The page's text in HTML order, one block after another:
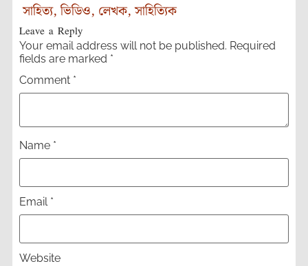
সাহিত্য,ভিডিও, লেখক,সাহিত্যিক
Leave a Reply
Your email address will not be published. Required
fields are marked *
Comment *
Name *
Email *
Website